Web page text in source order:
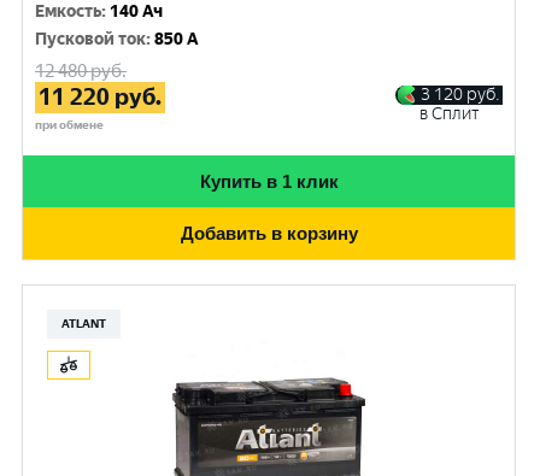
Емкость: 140 Ач
Пусковой ток:850 A
12 480руб.
11 220 руб.
при обмене
3 120 руб.
в Сплит
Купить в 1 клик
Добавить в корзину
ATLANT